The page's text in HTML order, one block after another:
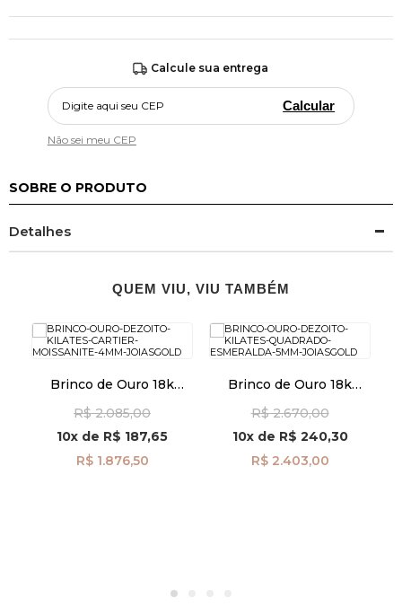
Calcule sua entrega
Calcular
Não sei meu CEP
SOBRE O PRODUTO
Detalhes
QUEM VIU, VIU TAMBÉM
Brinco de Ouro 18k
4mm br29148
R$ 2.085,00
10x de R$ 187,65
R$ 1.876,50
Brinco de Ouro 18k
Esmeralda de 5mm
br29490
R$ 2.670,00
10xde R$ 240,30
R$ 2.403,00